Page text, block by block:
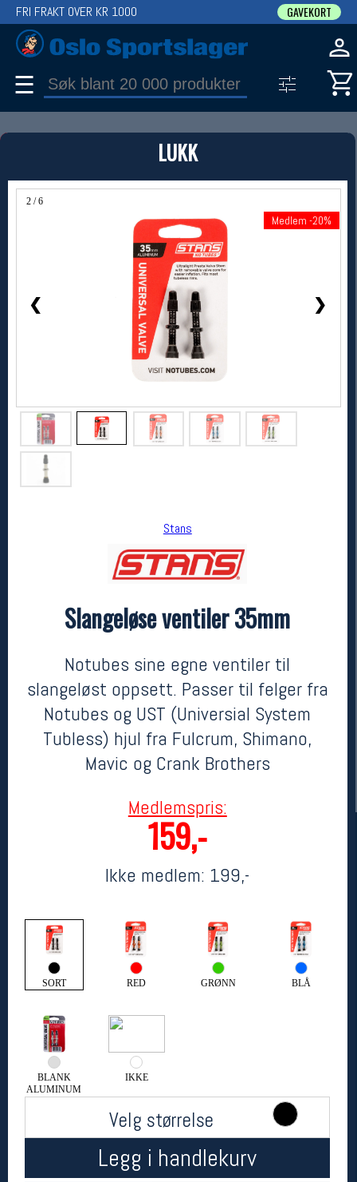
LUKK
2 / 6
❮ ❯
Medlem -20%
Stans
Slangeløse ventiler 35mm
Notubes sine egne ventiler til
slangeløst oppsett. Passer til felger fra
Notubes og UST (Universial System
Tubless) hjul fra Fulcrum, Shimano,
Mavic og Crank Brothers
Medlemspris:
159,-
Ikke medlem: 199,-
SORT RED GRØNN BLÅ
BLANK
ALUMINUM
IKKE
Velg størrelse
Legg i handlekurv
FRI FRAKT OVER KR 1000 GAVEKORT
☰
PRODUKT
Produkter (1)
Bruk filter til å spisse søket
Stans
199,- MEDLEM: 159,-
Oslo Sportslager
Torggata 20
0183 Oslo
Telefon: 23 32 62 00
(telefontid man-fredag klokken 10-13)
Om oss
Kontakt oss
Åpningstider butikk
11-18
11-16